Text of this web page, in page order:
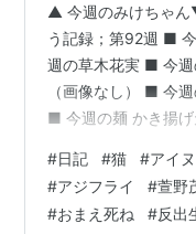
ア
▲ 今週のみけちゃん
う記録；第92週 ■
週の草木花実 ■ 今週
（画像なし） ■ 今
■ 今週の麺 かき揚げ
訳あり 日本橋いなば
（Amazon） ■ 今週
う、 ＜アイヌ＞が、
#日記 #猫 #アイヌ
#アジフライ #萱野
#おまえ死ね #反出